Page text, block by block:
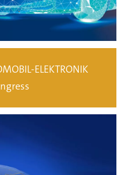
ELEKTRONIK